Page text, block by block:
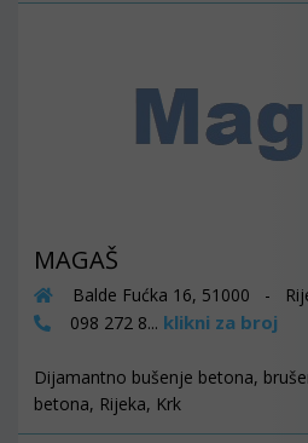
MAGAŠ
Balde Fućka 16, 51000 -
098 272 8... klikni za broj
Dijamantno bušenje betona,
betona, Rijeka, Krk